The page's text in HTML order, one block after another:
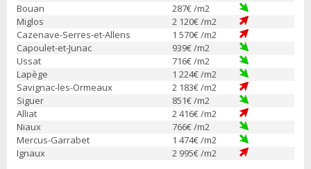
Bouan
287€ /m2
Miglos
2 120€ /m2
Cazenave-Serres-et-Allens
1 570€ /m2
Capoulet-et-Junac
939€ /m2
Ussat
716€ /m2
Lapège
1 224€ /m2
Savignac-les-Ormeaux
2 183€ /m2
Siguer
851€ /m2
Alliat
2 416€ /m2
Niaux
766€ /m2
Mercus-Garrabet
1 474€ /m2
Ignaux
2 995€ /m2